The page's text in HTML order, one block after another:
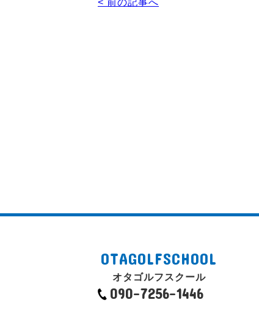
< 前の記事へ
OTAGOLFSCHOOL
オタゴルフスクール
090-7256-1446